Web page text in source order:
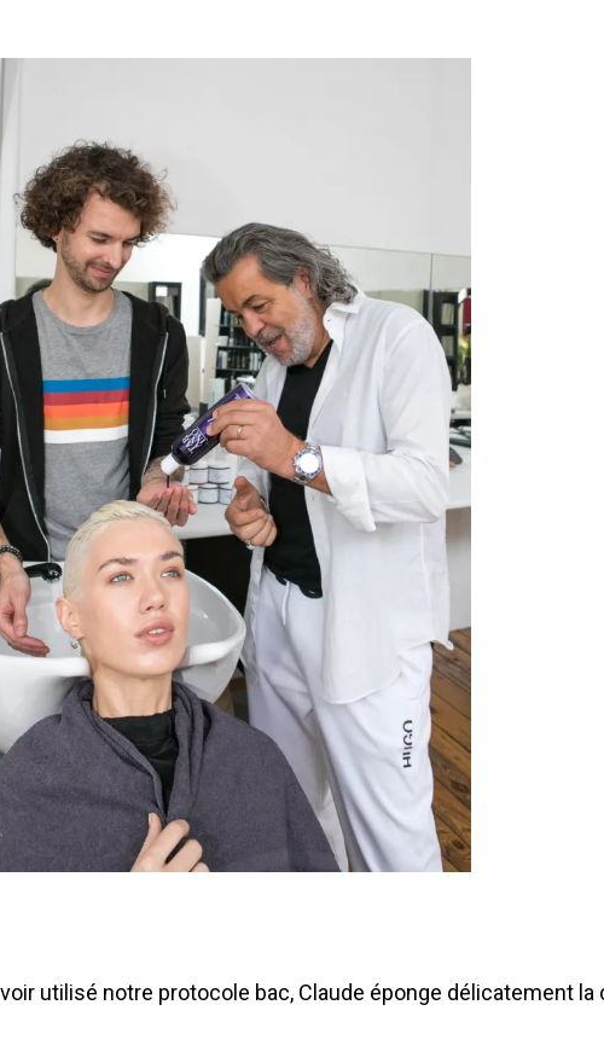
utilisé notre protocole bac, Claude éponge délicatement la